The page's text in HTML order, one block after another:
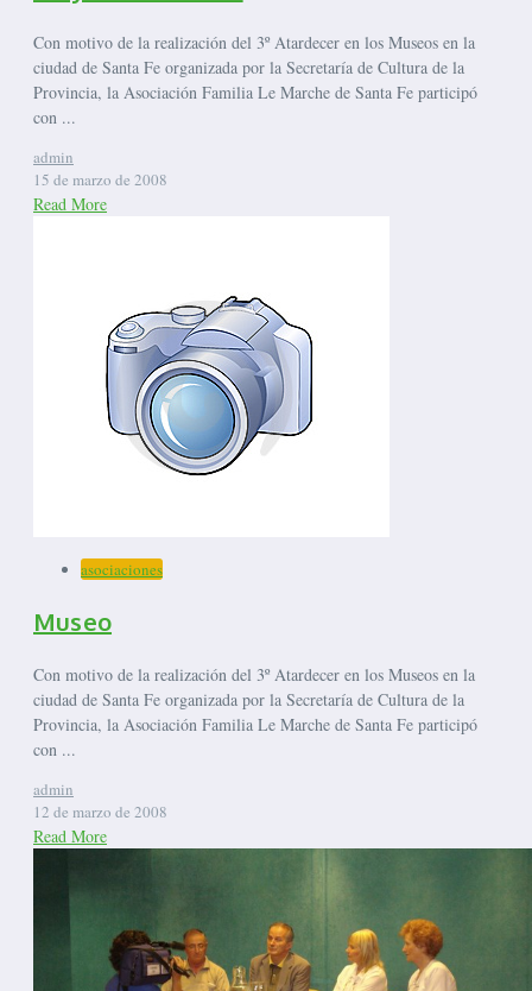
Con motivo de la realización del 3º Atardecer en los Museos en la
ciudad de Santa Fe organizada por la Secretaría de Cultura de la
Provincia, la Asociación Familia Le Marche de Santa Fe participó
con ...
admin
15 de marzo de 2008
Read More
asociaciones
Museo
Con motivo de la realización del 3º Atardecer en los Museos en la
ciudad de Santa Fe organizada por la Secretaría de Cultura de la
Provincia, la Asociación Familia Le Marche de Santa Fe participó
con ...
admin
12 de marzo de 2008
Read More